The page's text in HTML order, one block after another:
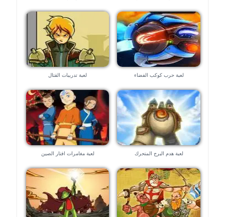
لعبة حرب كوكب الفضاء لعبة تدريبات القتال
لعبة هدم البرج المتحرك لعبة مغامرات افتار الصين